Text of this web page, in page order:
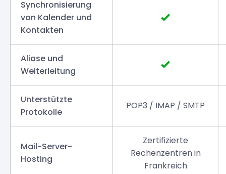
Synchronisierung
von Kalender und
Kontakten
Aliase und
Weiterleitung
Unterstützte
Protokolle
POP3 / IMAP / SMTP
Mail-Server-
Hosting
Zertifizierte
Rechenzentren in
Frankreich